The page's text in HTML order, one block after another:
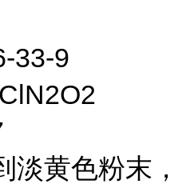
33-9
淡黄色粉末，